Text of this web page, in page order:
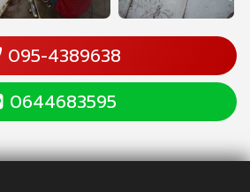
095-4389638
0644683595